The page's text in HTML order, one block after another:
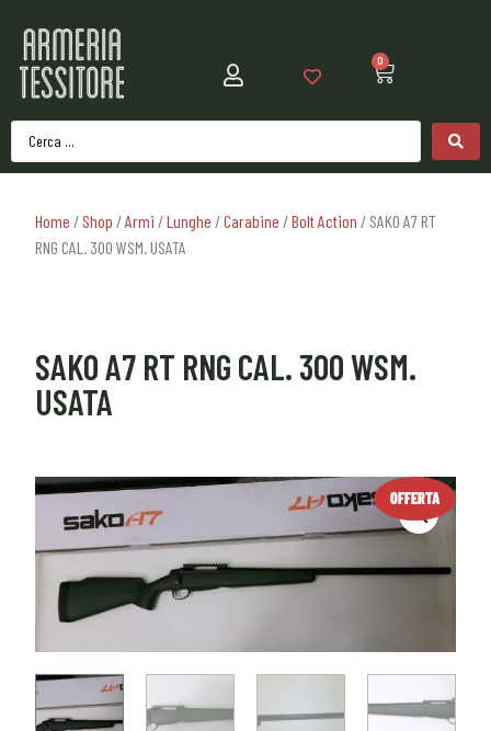
0
Home / Shop /Armi /Lunghe /Carabine /Bolt Action / SAKO A7 RT
RNG CAL. 300 WSM. USATA
SAKO A7 RT RNG CAL. 300 WSM.
USATA
OFFERTA